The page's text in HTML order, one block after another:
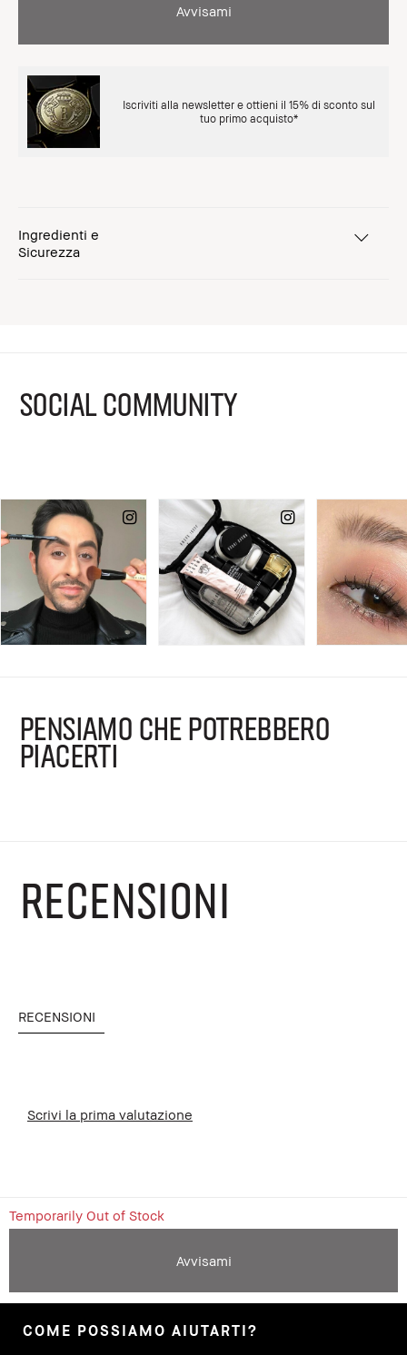
Avvisami
Iscriviti alla newsletter e ottieni il 15% di sconto sul
tuo primo acquisto*
Ingredienti e
Sicurezza
SOCIAL COMMUNITY
PENSIAMO CHE POTREBBERO
PIACERTI
RECENSIONI
RECENSIONI
Scrivi la prima valutazione
Temporarily Out of Stock
Avvisami
COME POSSIAMO AIUTARTI?